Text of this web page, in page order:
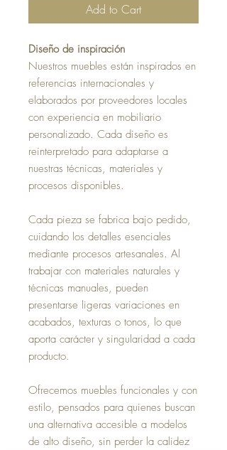
Add to Cart
Diseño de inspiración
Nuestros muebles están inspirados en
referencias internacionales y
elaborados por proveedores locales
con experiencia en mobiliario
personalizado. Cada diseño es
reinterpretado para adaptarse a
nuestras técnicas, materiales y
procesos disponibles.
Cada pieza se fabrica bajo pedido,
cuidando los detalles esenciales
mediante procesos artesanales. Al
trabajar con materiales naturales y
técnicas manuales, pueden
presentarse ligeras variaciones en
acabados, texturas o tonos, lo que
aporta carácter y singularidad a cada
producto.
Ofrecemos muebles funcionales y con
estilo, pensados para quienes buscan
una alternativa accesible a modelos
de alto diseño, sin perder la calidez